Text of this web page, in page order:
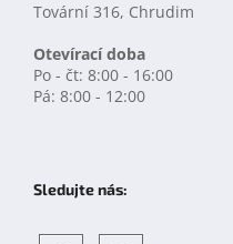
Tovární 316, Chrudim
Otevírací doba
Po - čt: 8:00 - 16:00
Pá: 8:00 - 12:00
Sledujte nás: